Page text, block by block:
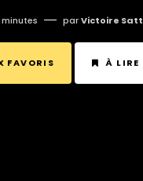
minutes par Victoire
FAVORIS À LIRE